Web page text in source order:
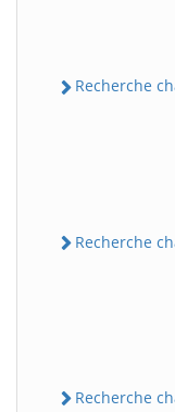
Recherche
Recherche
Recherche